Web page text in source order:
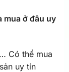
mua ở đâu uy
Có thể mua
uy tín